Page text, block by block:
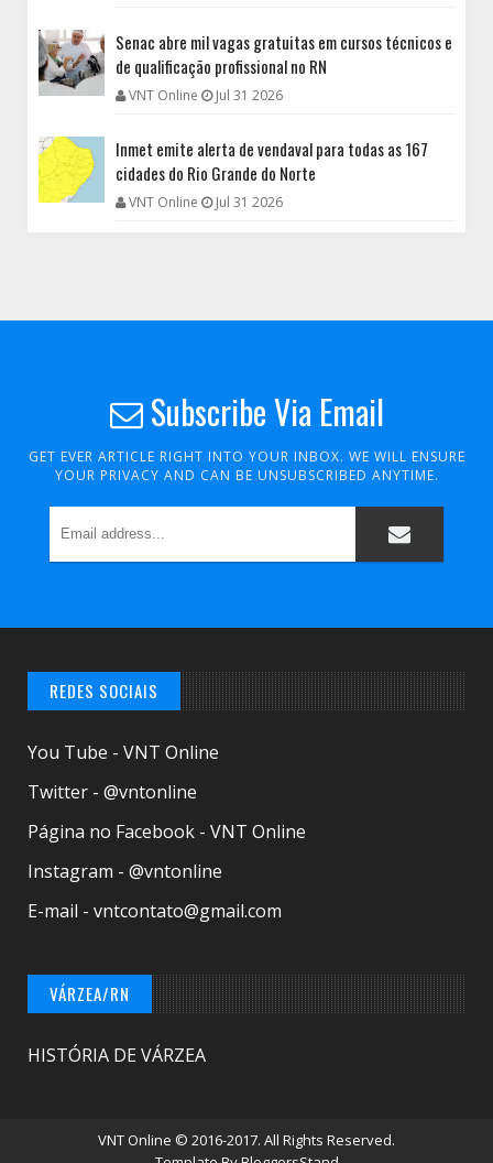
Senac abre mil vagas gratuitas em cursos técnicos e
de qualificação profissional no RN
VNT Online Jul 31 2026
Inmet emite alerta de vendaval para todas as 167
cidades do Rio Grande do Norte
VNT Online Jul 31 2026
Subscribe Via Email
GET EVER ARTICLE RIGHT INTO YOUR INBOX. WE WILL ENSURE
YOUR PRIVACY AND CAN BE UNSUBSCRIBED ANYTIME.
REDES SOCIAIS
You Tube - VNT Online
Twitter - @vntonline
Página no Facebook - VNT Online
Instagram - @vntonline
E-mail - vntcontato@gmail.com
VÁRZEA/RN
HISTÓRIA DE VÁRZEA
VNT Online © 2016-2017. All Rights Reserved.